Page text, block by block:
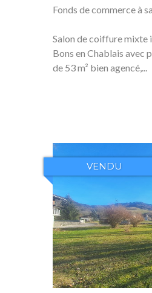
Fonds de commerce à
Salon de coiffure mixte
Bons en Chablais avec
de 53 m² bien agencé,...
VENDU